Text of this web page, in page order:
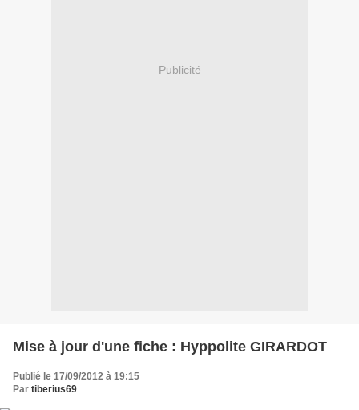
Publicité
Mise à jour d'une fiche : Hyppolite GIRARDOT
Publié le 17/09/2012 à 19:15
Par tiberius69